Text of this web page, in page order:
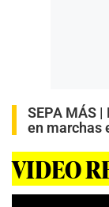
SEPA MÁS |
en marchas
VIDEO